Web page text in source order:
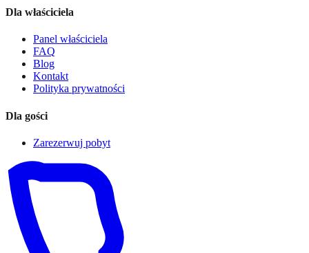
Dla właściciela
Panel właściciela
FAQ
Blog
Kontakt
Polityka prywatności
Dla gości
Zarezerwuj pobyt